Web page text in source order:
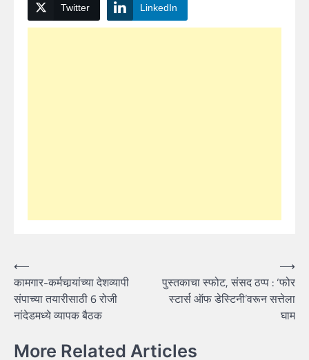
Twitter LinkedIn
Post
navigation
⟵
कामगार-कर्मचार्‍यांच्या देशव्यापी
संपाच्या तयारीसाठी 6 रोजी
नांदेडमध्ये व्यापक बैठक
पुस्तकाचा स्फोट, संसद ठप्प : ‘फोर
स्टार्स ऑफ डेस्टिनी’वरून सत्तेला
घाम
⟶
More Related Articles